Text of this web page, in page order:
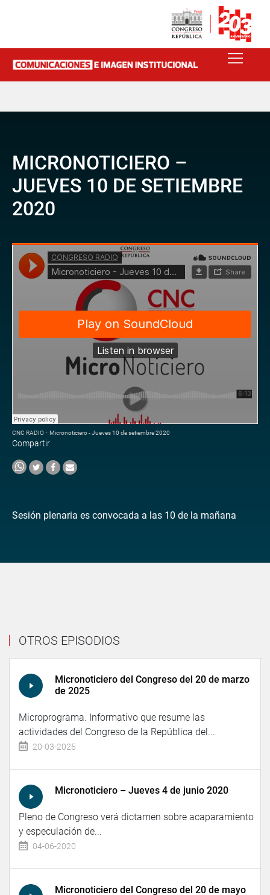
MICRONOTICIERO –
JUEVES 10 DE SETIEMBRE
2020
CNC RADIO · Micronoticiero - Jueves 10 de setiembre 2020
Compartir
Sesión plenaria es convocada a las 10 de la mañana
OTROS EPISODIOS
Micronoticiero del Congreso del 20 de marzo
de 2025
Microprograma. Informativo que resume las
actividades del Congreso de la República del...
20-03-2025
Micronoticiero – Jueves 4 de junio 2020
Pleno de Congreso verá dictamen sobre acaparamiento
y especulación de...
04-06-2020
Micronoticiero del Congreso del 20 de mayo